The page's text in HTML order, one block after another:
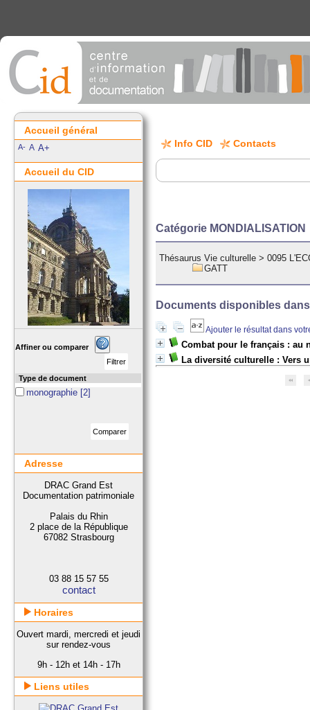
Info CID Contacts
Catégorie MONDIALISATION
Thésaurus Vie culturelle >0095
GATT
Documents disponibles
Ajouter le résultat dans
Combat pour le français : au
La diversité culturelle : Vers
Accueil général
A- A A+
Accueil du CID
Affiner ou comparer
Type de document
monographie [2]
Adresse
DRAC Grand Est
Documentation patrimoniale
Palais du Rhin
2 place de la République
67082 Strasbourg
03 88 15 57 55
contact
Horaires
Ouvert mardi, mercredi et jeudi
sur rendez-vous
9h - 12h et 14h - 17h
Liens utiles